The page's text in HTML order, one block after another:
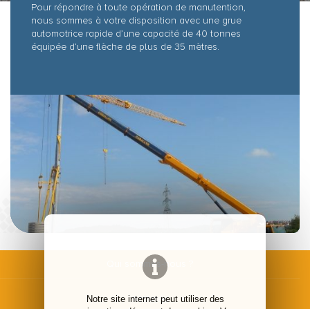
Notre site internet peut utiliser des
Pour répondre à toute opération de manutention,
nous sommes à votre disposition avec une grue
automotrice rapide d’une capacité de 40 tonnes
équipée d’une flèche de plus de 35 mètres.
Qui sommes-nous ?
Activités